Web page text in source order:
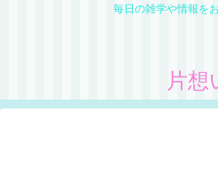
毎日の雑学や情報を
片想